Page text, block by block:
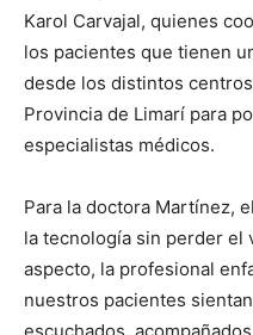
Karol Carvajal, quienes
los pacientes que tienen
desde los distintos
Provincia de Limarí para
especialistas médicos.
Para la doctora Martínez,
la tecnología sin perder el
aspecto, la profesional
nuestros pacientes